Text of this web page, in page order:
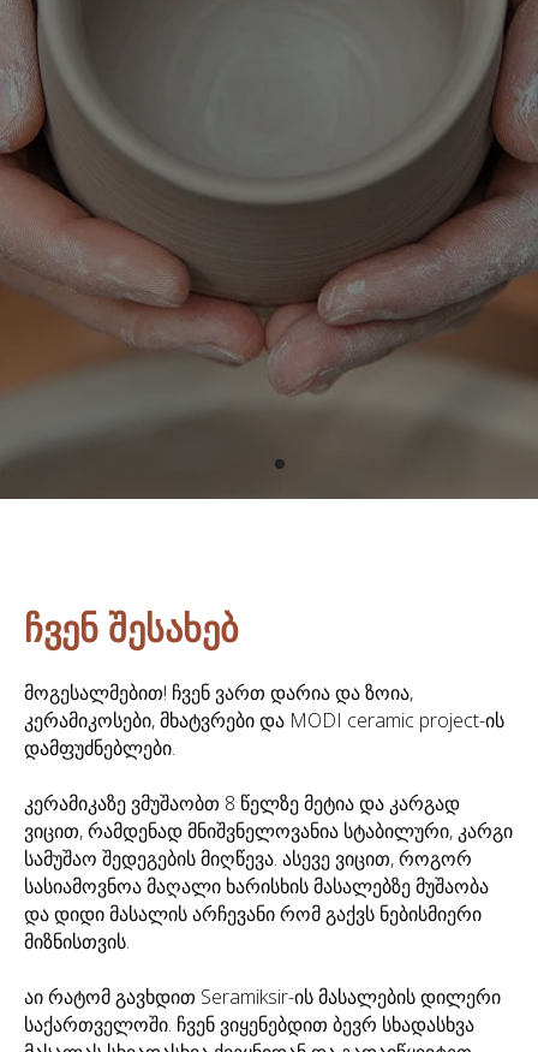
ჩვენ შესახებ
მოგესალმებით! ჩვენ ვართ დარია და ზოია,
კერამიკოსები, მხატვრები და MODI ceramic project-ის
დამფუძნებლები.
კერამიკაზე ვმუშაობთ 8 წელზე მეტია და კარგად
ვიცით, რამდენად მნიშვნელოვანია სტაბილური, კარგი
სამუშაო შედეგების მიღწევა. ასევე ვიცით, როგორ
სასიამოვნოა მაღალი ხარისხის მასალებზე მუშაობა
და დიდი მასალის არჩევანი რომ გაქვს ნებისმიერი
მიზნისთვის.
აი რატომ გავხდით Seramiksir-ის მასალების დილერი
საქართველოში. ჩვენ ვიყენებდით ბევრ სხადასხვა